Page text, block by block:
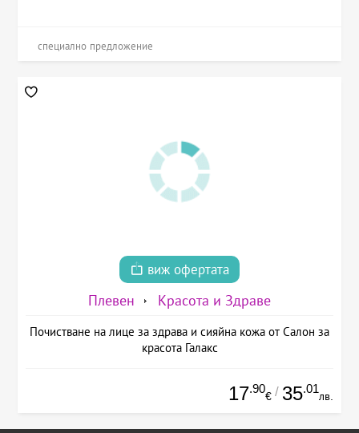
специално предложение
виж офертата
Плевен Красота и Здраве
Почистване на лице за здрава и сияйна кожа от Салон за
красота Галакс
17.90
€ / 35.01
лв.